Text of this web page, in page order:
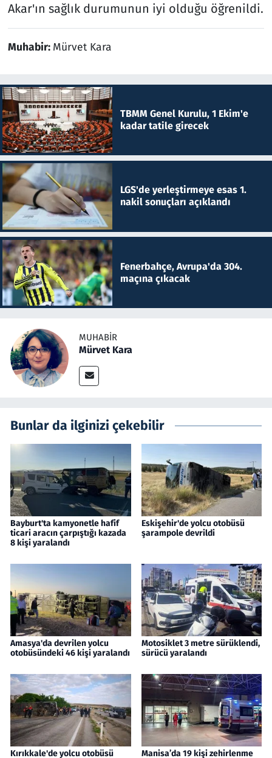
Akar'ın sağlık durumunun iyi olduğu öğrenildi.
Muhabir: Mürvet Kara
TBMM Genel Kurulu, 1 Ekim'e
kadar tatile girecek
LGS'de yerleştirmeye esas 1.
nakil sonuçları açıklandı
Fenerbahçe, Avrupa'da 304.
maçına çıkacak
MUHABIR
Mürvet Kara
Bunlar da ilginizi çekebilir
Bayburt'ta kamyonetle hafif
ticari aracın çarpıştığı kazada
8 kişi yaralandı
Eskişehir'de yolcu otobüsü
şarampole devrildi
Amasya'da devrilen yolcu
otobüsündeki 46 kişi yaralandı
Motosiklet 3 metre sürüklendi,
sürücü yaralandı
Kırıkkale'de yolcu otobüsü Manisa’da 19 kişi zehirlenme